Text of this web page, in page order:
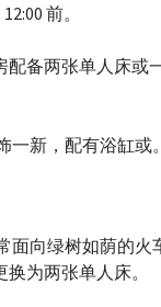
前。
备两张单人床或
一新，配有浴缸或
面向绿树如荫的火
为两张单人床。